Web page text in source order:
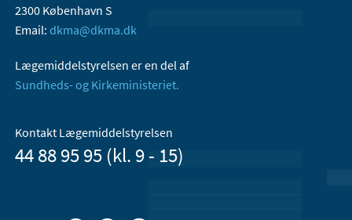
2300 København S
Email: dkma@dkma.dk
Lægemiddelstyrelsen er en del af
Sundheds- og Kirkeministeriet.
Kontakt Lægemiddelstyrelsen
44 88 95 95 (kl. 9 - 15)